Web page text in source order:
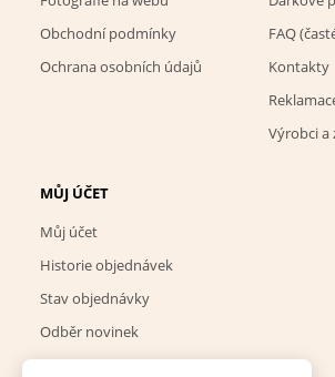
Obchodní podmínky
Ochrana osobních údajů
FAQ
Kontakty
Výrobci a
MŮJ ÚČET
Můj účet
Historie objednávek
Stav objednávky
Odběr novinek
Nastavení cookies